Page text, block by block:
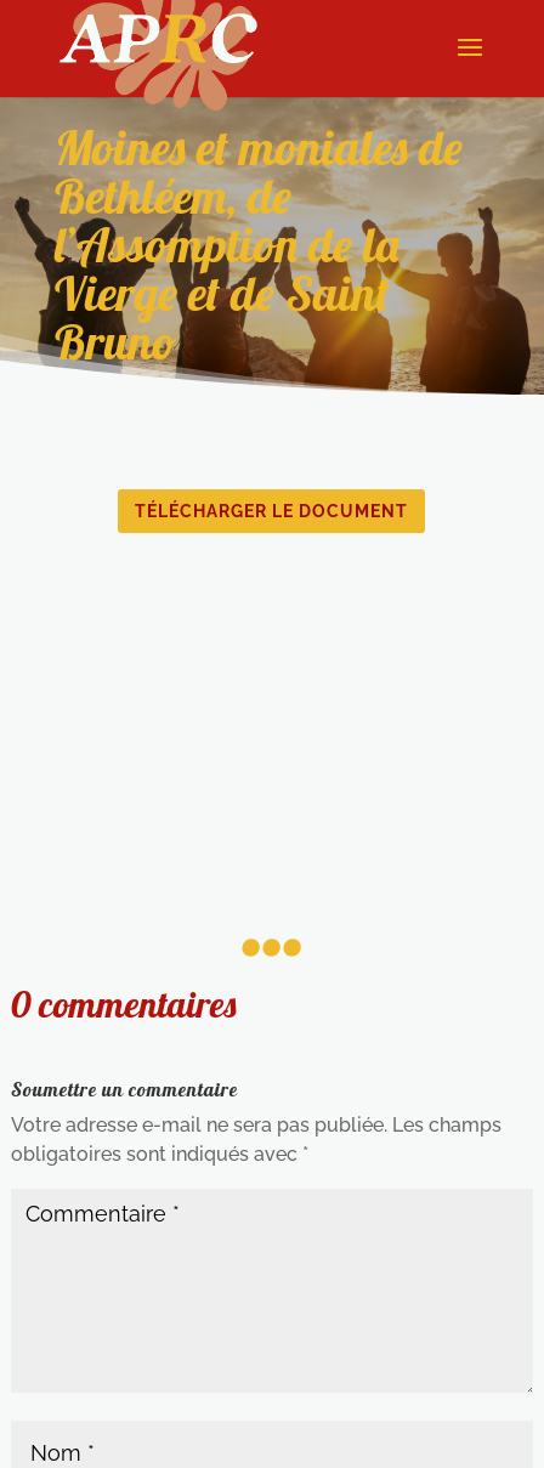
Moines et moniales de
Bethléem, de
l’Assomption de la
Vierge et de Saint
Bruno
TÉLÉCHARGER LE DOCUMENT
...
0 commentaires
Soumettre un commentaire
Votre adresse e-mail ne sera pas publiée. Les champs
obligatoires sont indiqués avec *